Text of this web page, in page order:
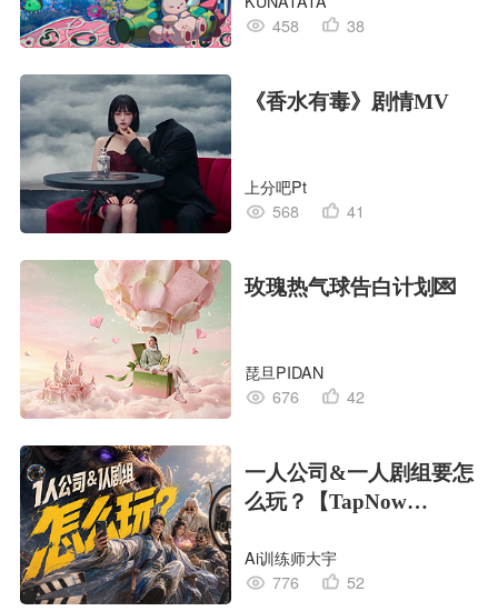
458
38
《香水有毒》剧情MV
上分吧Pt
568
41
玫瑰热气球告白计划💌
琵旦PIDAN
676
42
一人公司&一人剧组要怎
么玩？【TapNow
Ai训练师大宇
776
52